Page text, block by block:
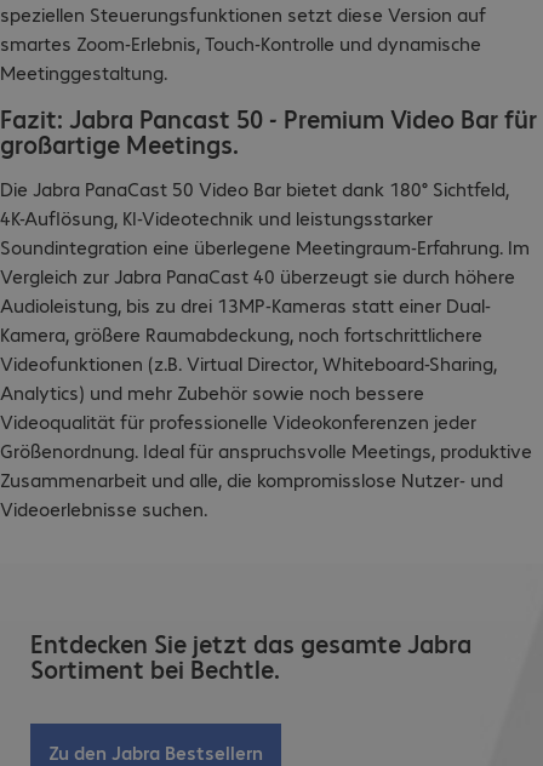
speziellen Steuerungsfunktionen setzt diese Version auf
smartes Zoom-Erlebnis, Touch-Kontrolle und dynamische
Meetinggestaltung.
Fazit: Jabra Pancast 50 - Premium Video Bar für
großartige Meetings.
Die Jabra PanaCast 50 Video Bar bietet dank 180° Sichtfeld,
4K-Auflösung, KI-Videotechnik und leistungsstarker
Soundintegration eine überlegene Meetingraum-Erfahrung. Im
Vergleich zur Jabra PanaCast 40 überzeugt sie durch höhere
Audioleistung, bis zu drei 13MP-Kameras statt einer Dual-
Kamera, größere Raumabdeckung, noch fortschrittlichere
Videofunktionen (z.B. Virtual Director, Whiteboard-Sharing,
Analytics) und mehr Zubehör sowie noch bessere
Videoqualität für professionelle Videokonferenzen jeder
Größenordnung. Ideal für anspruchsvolle Meetings, produktive
Zusammenarbeit und alle, die kompromisslose Nutzer- und
Videoerlebnisse suchen.
Entdecken Sie jetzt das gesamte Jabra
Sortiment bei Bechtle.
Zu den Jabra Bestsellern